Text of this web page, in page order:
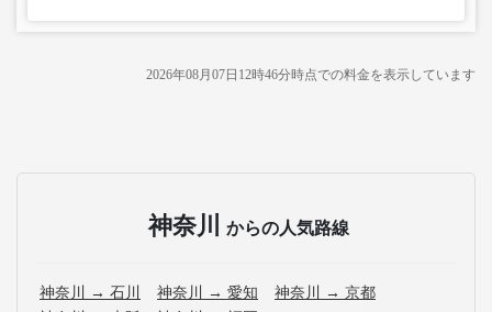
2026年08月07日12時46分時点での料金を表示しています
神奈川 からの人気路線
神奈川 → 石川 神奈川 → 愛知
神奈川 → 京都